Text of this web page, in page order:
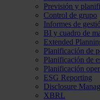
Previsión y
Control de grupo
Informes de
BI y cuadro de
Extended
Planificación de
Planificación de
Planificación
ESG Reporting
Disclosure
XBRL